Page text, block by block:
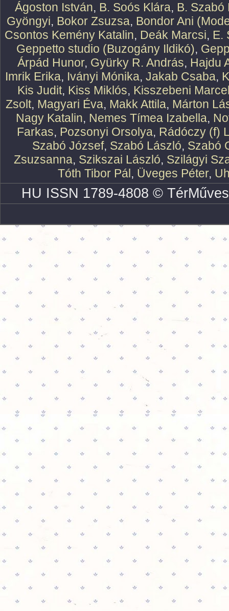
Ágoston István, B. Soós Klára, B. Szabó
Gyöngyi, Bokor Zsuzsa, Bondor Ani
Csontos Kemény Katalin, Deák Marcsi, E.
Geppetto studio (Buzogány Ildikó),
Árpád Hunor, Gyürky R. András, Hajdu
Imrik Erika, Iványi Mónika, Jakab Csaba,
Kis Judit, Kiss Miklós, Kisszebeni
Zsolt, Magyari Éva, Makk Attila, Márton
Nagy Katalin, Nemes Tímea Izabella,
Farkas, Pozsonyi Orsolya, Rádóczy (f)
Szabó József, Szabó László, Szabó
Zsuzsanna, Szikszai László, Szilágyi
Tóth Tibor Pál, Üveges Péter,
HU ISSN 1789-4808 ©